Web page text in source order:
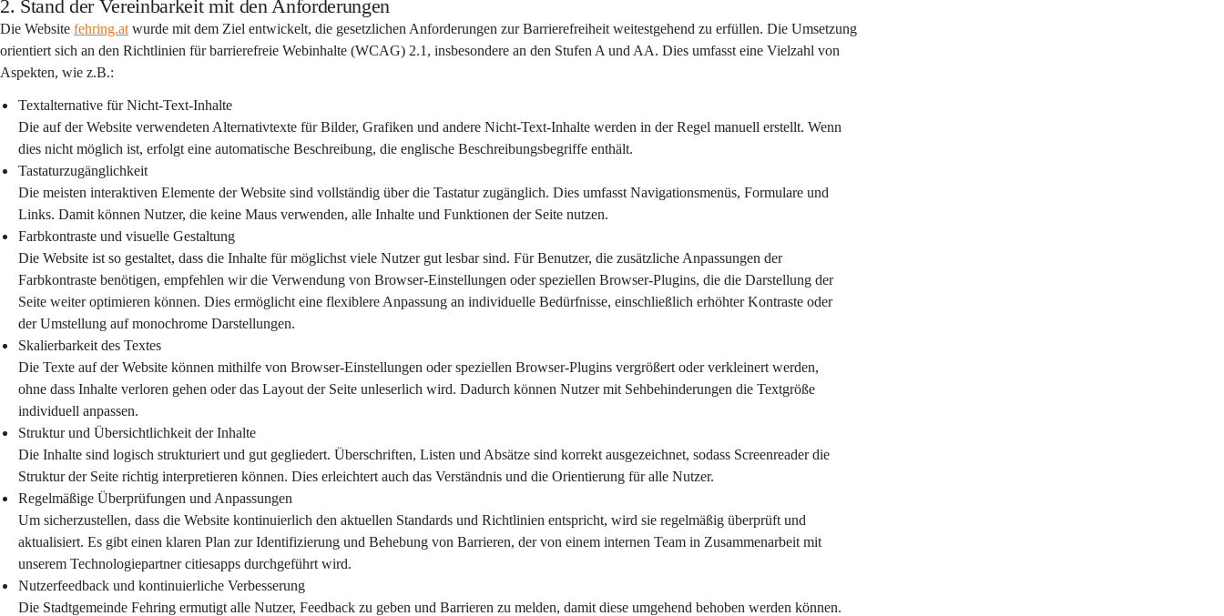
2. Stand der Vereinbarkeit mit den Anforderungen
Die Website fehring.at wurde mit dem Ziel entwickelt, die gesetzlichen Anforderungen zur Barrierefreiheit weitestgehend zu erfüllen. Die Umsetzung
orientiert sich an den Richtlinien für barrierefreie Webinhalte (WCAG) 2.1, insbesondere an den Stufen A und AA. Dies umfasst eine Vielzahl von
Aspekten, wie z.B.:
Textalternative für Nicht-Text-Inhalte
Die auf der Website verwendeten Alternativtexte für Bilder, Grafiken und andere Nicht-Text-Inhalte werden in der Regel manuell erstellt. Wenn
dies nicht möglich ist, erfolgt eine automatische Beschreibung, die englische Beschreibungsbegriffe enthält.
Tastaturzugänglichkeit
Die meisten interaktiven Elemente der Website sind vollständig über die Tastatur zugänglich. Dies umfasst Navigationsmenüs, Formulare und
Links. Damit können Nutzer, die keine Maus verwenden, alle Inhalte und Funktionen der Seite nutzen.
Farbkontraste und visuelle Gestaltung
Die Website ist so gestaltet, dass die Inhalte für möglichst viele Nutzer gut lesbar sind. Für Benutzer, die zusätzliche Anpassungen der
Farbkontraste benötigen, empfehlen wir die Verwendung von Browser-Einstellungen oder speziellen Browser-Plugins, die die Darstellung der
Seite weiter optimieren können. Dies ermöglicht eine flexiblere Anpassung an individuelle Bedürfnisse, einschließlich erhöhter Kontraste oder
der Umstellung auf monochrome Darstellungen.
Skalierbarkeit des Textes
Die Texte auf der Website können mithilfe von Browser-Einstellungen oder speziellen Browser-Plugins vergrößert oder verkleinert werden,
ohne dass Inhalte verloren gehen oder das Layout der Seite unleserlich wird. Dadurch können Nutzer mit Sehbehinderungen die Textgröße
individuell anpassen.
Struktur und Übersichtlichkeit der Inhalte
Die Inhalte sind logisch strukturiert und gut gegliedert. Überschriften, Listen und Absätze sind korrekt ausgezeichnet, sodass Screenreader die
Struktur der Seite richtig interpretieren können. Dies erleichtert auch das Verständnis und die Orientierung für alle Nutzer.
Regelmäßige Überprüfungen und Anpassungen
Um sicherzustellen, dass die Website kontinuierlich den aktuellen Standards und Richtlinien entspricht, wird sie regelmäßig überprüft und
aktualisiert. Es gibt einen klaren Plan zur Identifizierung und Behebung von Barrieren, der von einem internen Team in Zusammenarbeit mit
unserem Technologiepartner citiesapps durchgeführt wird.
Nutzerfeedback und kontinuierliche Verbesserung
Die Stadtgemeinde Fehring ermutigt alle Nutzer, Feedback zu geben und Barrieren zu melden, damit diese umgehend behoben werden können.